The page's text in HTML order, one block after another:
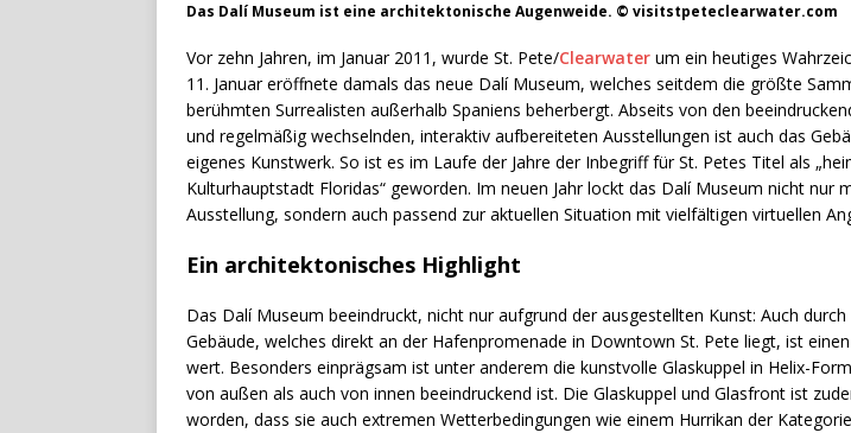
Das Dalí Museum ist eine architektonische Augenweide. © visitstpeteclearwater.com
Vor zehn Jahren, im Januar 2011, wurde St. Pete/Clearwater um ein heutiges
11. Januar eröffnete damals das neue Dalí Museum, welches seitdem die größte
berühmten Surrealisten außerhalb Spaniens beherbergt. Abseits von den
und regelmäßig wechselnden, interaktiv aufbereiteten Ausstellungen ist auch das
eigenes Kunstwerk. So ist es im Laufe der Jahre der Inbegriff für St. Petes Titel als
Kulturhauptstadt Floridas“ geworden. Im neuen Jahr lockt das Dalí Museum nicht nur
Ausstellung, sondern auch passend zur aktuellen Situation mit vielfältigen virtuellen
Ein architektonisches Highlight
Das Dalí Museum beeindruckt, nicht nur aufgrund der ausgestellten Kunst: Auch
Gebäude, welches direkt an der Hafenpromenade in Downtown St. Pete liegt, ist
wert. Besonders einprägsam ist unter anderem die kunstvolle Glaskuppel in Helix-
von außen als auch von innen beeindruckend ist. Die Glaskuppel und Glasfront ist
worden, dass sie auch extremen Wetterbedingungen wie einem Hurrikan der